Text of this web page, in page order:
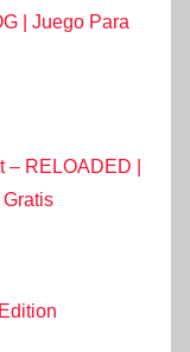
| Juego Para
RELOADED |